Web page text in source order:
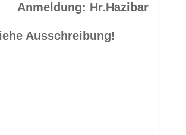
Hr.Hazibar
Ausschreibung!